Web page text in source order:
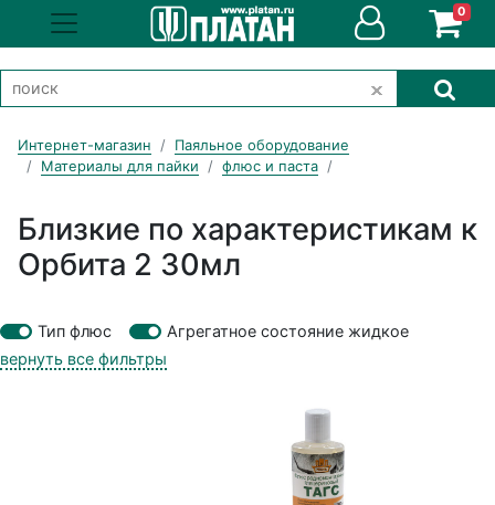
0
Интернет-магазин
Паяльное оборудование
Материалы для пайки
флюс и паста
Близкие по характеристикам к
Орбита 2 30мл
Тип флюс
Агрегатное состояние жидкое
вернуть все фильтры